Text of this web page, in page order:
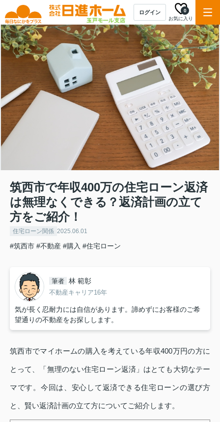
ログイン
お気に入り
0
筑西市で年収400万の住宅ローン返済
は無理なくできる？返済計画の立て
方をご紹介！
住宅ローン関係 2025.06.01
#筑西市 #不動産 #購入 #住宅ローン
筆者 林 範彰
不動産キャリア16年
気が長く忍耐力には自信があります。諦めずにお客様のご希
望通りの不動産をお探しします。
筑西市でマイホームの購入を考えている年収400万円の方に
とって、「無理のない住宅ローン返済」はとても大切なテー
マです。今回は、安心して返済できる住宅ローンの選び方
と、賢い返済計画の立て方についてご紹介します。